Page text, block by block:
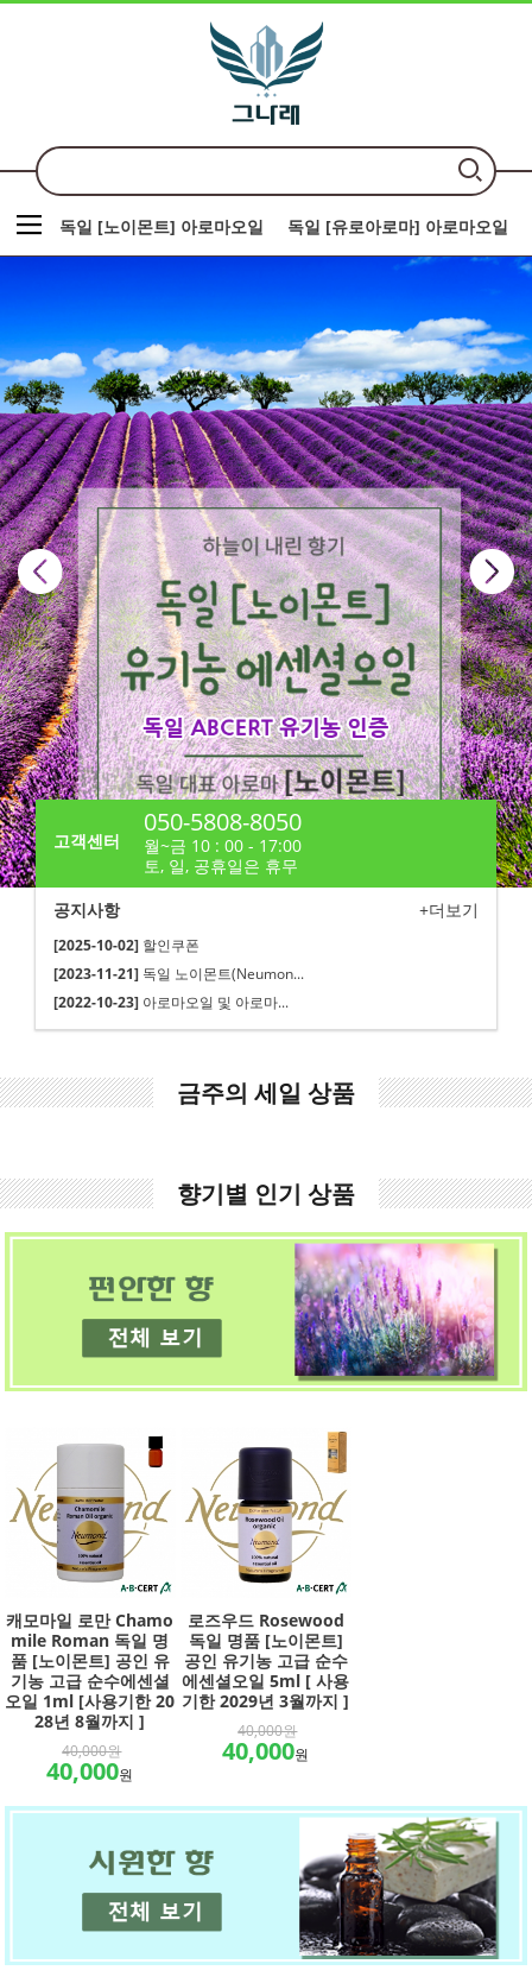
독일 [노이몬트] 아로마오일 독일 [유로아로마] 아로마오일
고객센터
050-5808-8050
월~금 10 : 00 - 17:00
토, 일, 공휴일은 휴무
공지사항
+더보기
[2025-10-02]할인쿠폰
[2023-11-21]독일 노이몬트(Neumon...
[2022-10-23]아로마오일 및 아로마...
금주의 세일 상품
향기별 인기 상품
캐모마일 로만 Chamo
mile Roman 독일 명
품 [노이몬트] 공인 유
기농 고급 순수에센셜
오일 1ml [사용기한 20
28년 8월까지 ]
40,000원
40,000원
로즈우드 Rosewood
독일 명품 [노이몬트]
공인 유기농 고급 순수
에센셜오일 5ml [ 사용
기한 2029년 3월까지 ]
40,000원
40,000원